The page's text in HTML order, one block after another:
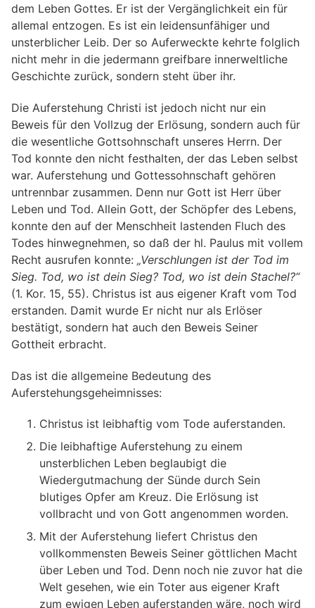
dem Leben Gottes. Er ist der Vergänglichkeit ein für
allemal entzogen. Es ist ein leidensunfähiger und
unsterblicher Leib. Der so Auferweckte kehrte folglich
nicht mehr in die jedermann greifbare innerweltliche
Geschichte zurück, sondern steht über ihr.
Die Auferstehung Christi ist jedoch nicht nur ein
Beweis für den Vollzug der Erlösung, sondern auch für
die wesentliche Gottsohnschaft unseres Herrn. Der
Tod konnte den nicht festhalten, der das Leben selbst
war. Auferstehung und Gottessohnschaft gehören
untrennbar zusammen. Denn nur Gott ist Herr über
Leben und Tod. Allein Gott, der Schöpfer des Lebens,
konnte den auf der Menschheit lastenden Fluch des
Todes hinwegnehmen, so daß der hl. Paulus mit vollem
Recht ausrufen konnte: „Verschlungen ist der Tod im
Sieg. Tod, wo ist dein Sieg? Tod, wo ist dein Stachel?“
(1. Kor. 15, 55). Christus ist aus eigener Kraft vom Tod
erstanden. Damit wurde Er nicht nur als Erlöser
bestätigt, sondern hat auch den Beweis Seiner
Gottheit erbracht.
Das ist die allgemeine Bedeutung des
Auferstehungsgeheimnisses:
Christus ist leibhaftig vom Tode auferstanden.
Die leibhaftige Auferstehung zu einem
unsterblichen Leben beglaubigt die
Wiedergutmachung der Sünde durch Sein
blutiges Opfer am Kreuz. Die Erlösung ist
vollbracht und von Gott angenommen worden.
Mit der Auferstehung liefert Christus den
vollkommensten Beweis Seiner göttlichen Macht
über Leben und Tod. Denn noch nie zuvor hat die
Welt gesehen, wie ein Toter aus eigener Kraft
zum ewigen Leben auferstanden wäre, noch wird